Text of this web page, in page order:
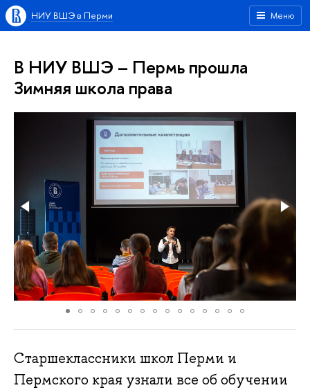
Меню
НИУ ВШЭ в Перми
В НИУ ВШЭ – Пермь прошла
Зимняя школа права
Старшеклассники школ Перми и
Пермского края узнали все об обучении